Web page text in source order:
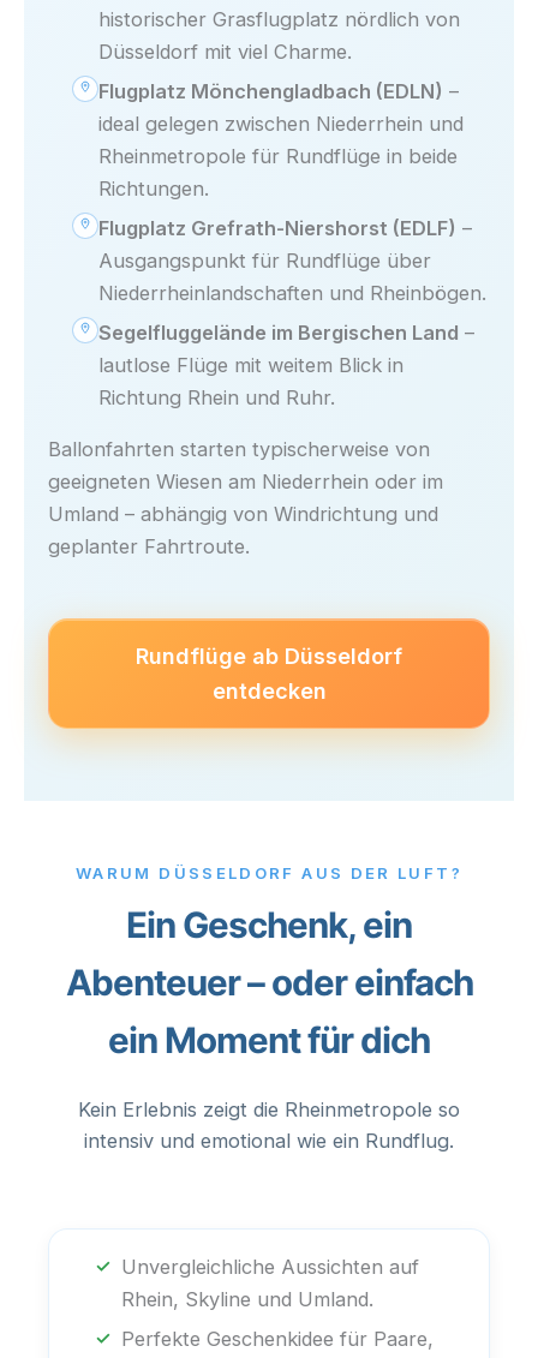
historischer Grasflugplatz nördlich von
Düsseldorf mit viel Charme.
Flugplatz Mönchengladbach (EDLN) –
ideal gelegen zwischen Niederrhein und
Rheinmetropole für Rundflüge in beide
Richtungen.
Flugplatz Grefrath-Niershorst (EDLF) –
Ausgangspunkt für Rundflüge über
Niederrheinlandschaften und Rheinbögen.
Segelfluggelände im Bergischen Land –
lautlose Flüge mit weitem Blick in
Richtung Rhein und Ruhr.
Ballonfahrten starten typischerweise von
geeigneten Wiesen am Niederrhein oder im
Umland – abhängig von Windrichtung und
geplanter Fahrtroute.
Rundflüge ab Düsseldorf
entdecken
WARUM DÜSSELDORF AUS DER LUFT?
Ein Geschenk, ein
Abenteuer – oder einfach
ein Moment für dich
Kein Erlebnis zeigt die Rheinmetropole so
intensiv und emotional wie ein Rundflug.
Unvergleichliche Aussichten auf
Rhein, Skyline und Umland.
Perfekte Geschenkidee für Paare,